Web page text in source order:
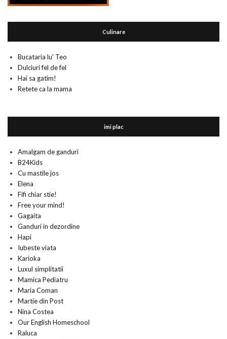
Culinare
Bucataria lu' Teo
Dulciuri fel de fel
Hai sa gatim!
Retete ca la mama
imi plac
Amalgam de ganduri
B24Kids
Cu mastile jos
Elena
Fifi chiar stie!
Free your mind!
Gagaita
Ganduri in dezordine
Hapi
Iubeste viata
Karioka
Luxul simplitatii
Mamica Pediatru
Maria Coman
Martie din Post
Nina Costea
Our English Homeschool
Raluca